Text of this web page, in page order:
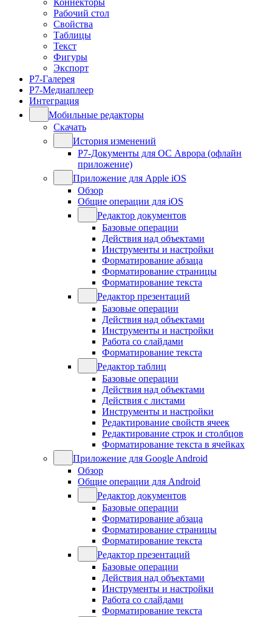
Коннекторы
Рабочий стол
Свойства
Таблицы
Текст
Фигуры
Экспорт
Р7-Галерея
Р7-Медиаплеер
Интеграция
Мобильные редакторы
Скачать
История изменений
Р7-Документы для ОС Аврора (офлайн
приложение)
Приложение для Apple iOS
Обзор
Общие операции для iOS
Редактор документов
Базовые операции
Действия над объектами
Инструменты и настройки
Форматирование абзаца
Форматирование страницы
Форматирование текста
Редактор презентаций
Базовые операции
Действия над объектами
Инструменты и настройки
Работа со слайдами
Форматирование текста
Редактор таблиц
Базовые операции
Действия над объектами
Действия с листами
Инструменты и настройки
Редактирование свойств ячеек
Редактирование строк и столбцов
Форматирование текста в ячейках
Приложение для Google Android
Обзор
Общие операции для Android
Редактор документов
Базовые операции
Форматирование абзаца
Форматирование страницы
Форматирование текста
Редактор презентаций
Базовые операции
Действия над объектами
Инструменты и настройки
Работа со слайдами
Форматирование текста